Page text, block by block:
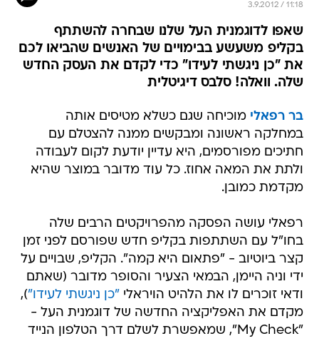
3.9.2012 / 11:18
שאפו לדוגמנית העל שלנו שבחרה להשתתף
בקליפ משעשע בבימויים של האנשים שהביאו לכם
את "כן ניגשתי לעידו" כדי לקדם את העסק החדש
שלה. וואלה! סלבס דיגיטלית
בר רפאלי מוכיחה שגם כשלא מטיסים אותה
במחלקה ראשונה ומבקשים ממנה להצטלם עם
חתיכים מפורסמים, היא עדיין יודעת לקום לעבודה
ולתת את המאה אחוז. כל עוד מדובר במוצר שהיא
מקדמת כמובן.
רפאלי עושה הפסקה מהפרויקטים הרבים שלה
בחו"ל עם השתתפות בקליפ חדש שפורסם לפני זמן
קצר ביוטיוב - "פתאום היא קמה". הקליפ, שבויים על
ידי וניה היימן, הבמאי הצעיר והסופר מדובר (שאתם
ודאי זוכרים לו את הלהיט הויראלי "כן ניגשתי לעידו"),
מקדם את האפליקציה החדשה של דוגמנית העל -
"My Check", שמאפשרת לשלם דרך הטלפון הנייד